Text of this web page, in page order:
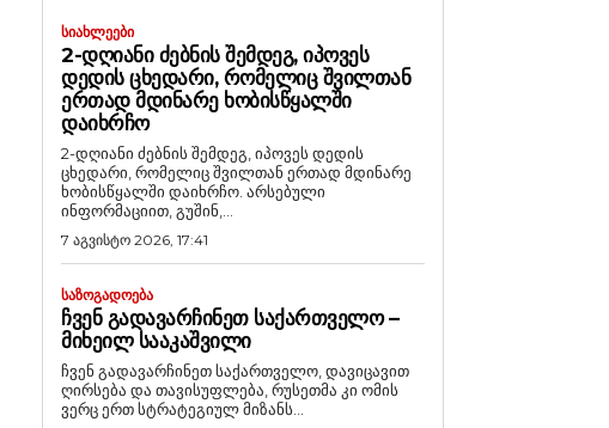
ᲡᲘᲐᲮᲚᲔᲔᲑᲘ
2-ᲓᲦᲘᲐᲜᲘ ᲫᲔᲑᲜᲘᲡ ᲨᲔᲛᲓᲔᲒ, ᲘᲞᲝᲕᲔᲡ
ᲓᲔᲓᲘᲡ ᲪᲮᲔᲓᲐᲠᲘ, ᲠᲝᲛᲔᲚᲘᲪ ᲨᲕᲘᲚᲗᲐᲜ
ᲔᲠᲗᲐᲓ ᲛᲓᲘᲜᲐᲠᲔ ᲮᲝᲑᲘᲡᲬᲧᲐᲚᲨᲘ
ᲓᲐᲘᲮᲠᲩᲝ
2-დღიანი ძებნის შემდეგ, იპოვეს დედის
ცხედარი, რომელიც შვილთან ერთად მდინარე
ხობისწყალში დაიხრჩო. არსებული
ინფორმაციით, გუშინ,...
7 აგვისტო 2026, 17:41
ᲡᲐᲖᲝᲒᲐᲓᲝᲔᲑᲐ
ᲩᲕᲔᲜ ᲒᲐᲓᲐᲕᲐᲠᲩᲘᲜᲔᲗ ᲡᲐᲥᲐᲠᲗᲕᲔᲚᲝ –
ᲛᲘᲮᲔᲘᲚ ᲡᲐᲐᲙᲐᲨᲕᲘᲚᲘ
ჩვენ გადავარჩინეთ საქართველო, დავიცავით
ღირსება და თავისუფლება, რუსეთმა კი ომის
ვერც ერთ სტრატეგიულ მიზანს...